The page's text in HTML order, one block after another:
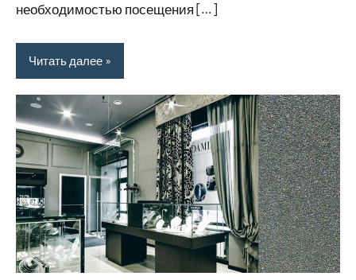
необходимостью посещения […]
Читать далее